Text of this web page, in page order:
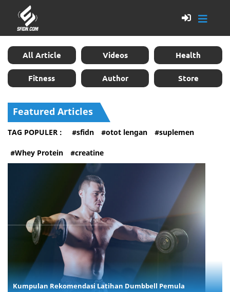
All Article Videos Health
Fitness Author Store
Featured Articles
TAG POPULER : #sfidn #otot lengan #suplemen
#Whey Protein #creatine
Kumpulan Rekomendasi Latihan Dumbbell Pemula